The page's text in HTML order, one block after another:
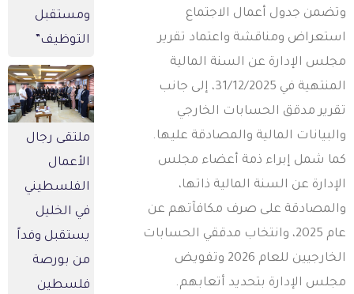
جدول أعمال الاجتماع
ومناقشة واعتماد تقرير
الإدارة عن السنة المالية
المنتهية في 31/12/2025، إلى جانب
مدقق الحسابات الخارجي
المالية والمصادقة عليها.
شمل إبراء ذمة أعضاء مجلس
عن السنة المالية ذاتها،
على صرف مكافآتهم عن
عام 2025، وانتخاب مدققي الحسابات
الخارجيين للعام 2026 وتفويض
الإدارة بتحديد أتعابهم.
ومستقبل
التوظيف”
ملتقى رجال
الأعمال
الفلسطيني
في الخليل
يستقبل وفداً
من بورصة
فلسطين